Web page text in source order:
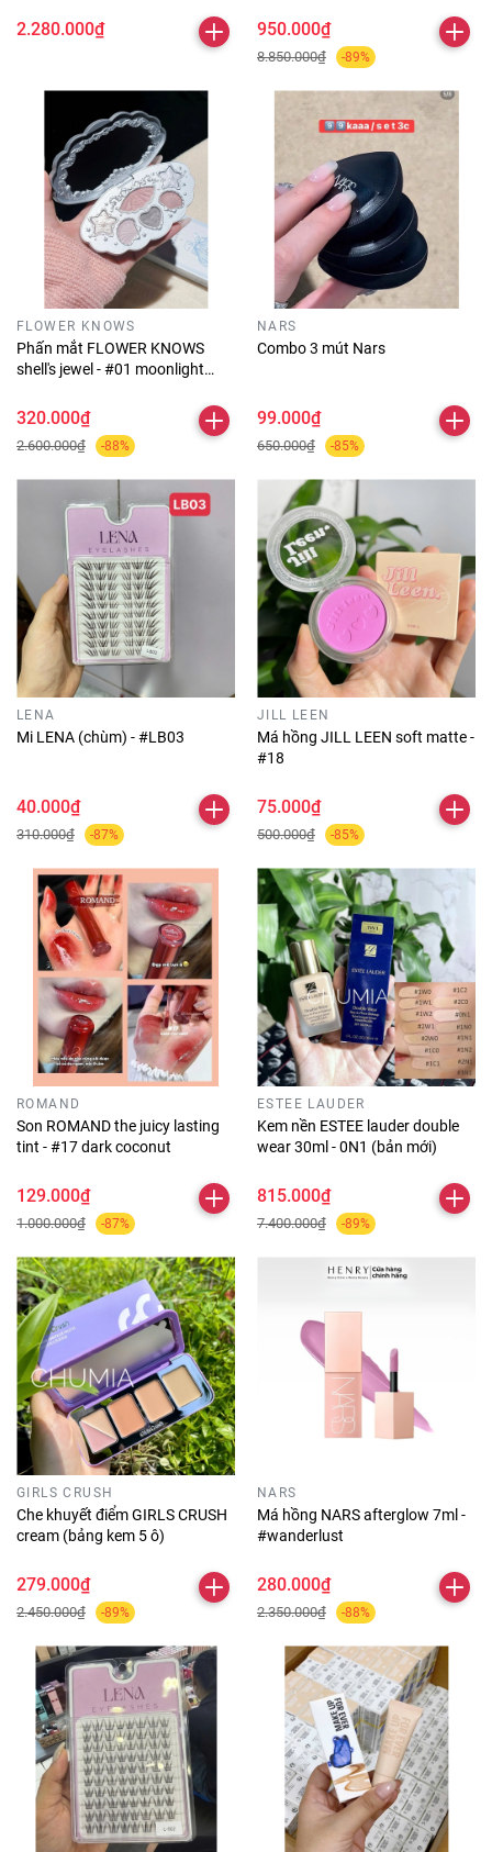
2.280.000₫ 950.000₫
8.850.000₫ -89%
FLOWER KNOWS
Phấn mắt FLOWER KNOWS
shell's jewel - #01 moonlight
320.000₫
2.600.000₫ -88%
NARS
Combo 3 mút Nars
99.000₫
650.000₫ -85%
LENA
Mi LENA (chùm) - #LB03
40.000₫
310.000₫ -87%
JILL LEEN
Má hồng JILL LEEN soft matte -
#18
75.000₫
500.000₫ -85%
ROMAND
Son ROMAND the juicy lasting
tint - #17 dark coconut
129.000₫
1.000.000₫ -87%
ESTEE LAUDER
Kem nền ESTEE lauder double
wear 30ml - 0N1 (bản mới)
815.000₫
7.400.000₫ -89%
GIRLS CRUSH
Che khuyết điểm GIRLS CRUSH
cream (bảng kem 5 ô)
279.000₫
2.450.000₫ -89%
NARS
Má hồng NARS afterglow 7ml -
#wanderlust
280.000₫
2.350.000₫ -88%